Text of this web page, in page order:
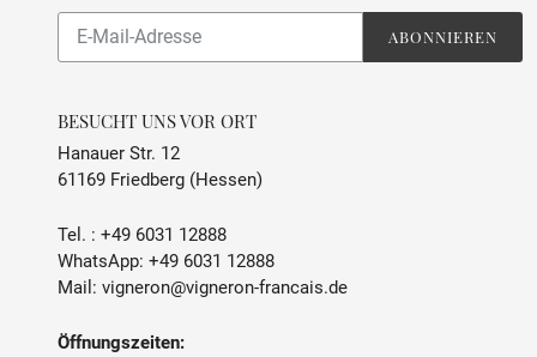
unsere
ABONNIEREN
BESUCHT UNS VOR ORT
Hanauer Str. 12
61169 Friedberg (Hessen)
Tel. : +49 6031 12888
WhatsApp: +49 6031 12888
Mail: vigneron@vigneron-francais.de
Öffnungszeiten: